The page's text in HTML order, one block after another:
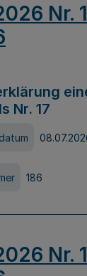
Nr.
Nr. 17
186
Nr.